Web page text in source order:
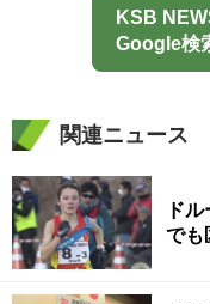
KSB
Google検
関連ニュース
ド
でも